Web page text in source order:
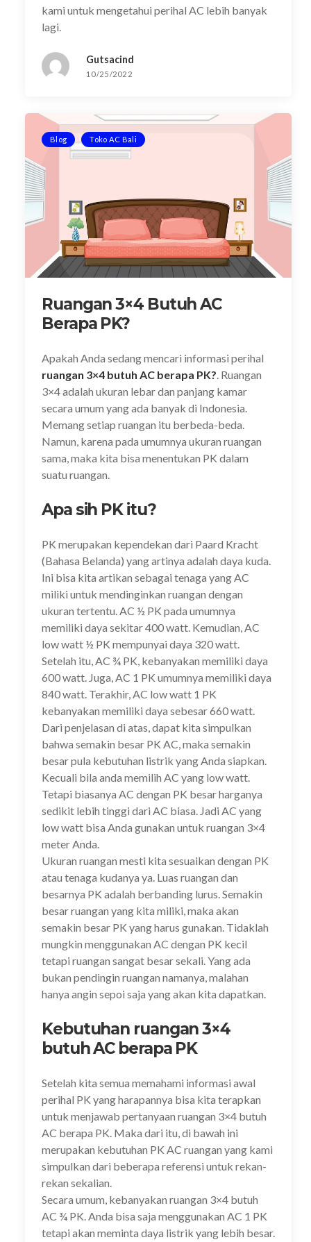
kami untuk mengetahui perihal AC lebih banyak
lagi.
Gutsacind
10/25/2022
Blog Toko AC Bali
Ruangan 3×4 Butuh AC
Berapa PK?
Apakah Anda sedang mencari informasi perihal
ruangan 3×4 butuh AC berapa PK?. Ruangan
3×4 adalah ukuran lebar dan panjang kamar
secara umum yang ada banyak di Indonesia.
Memang setiap ruangan itu berbeda-beda.
Namun, karena pada umumnya ukuran ruangan
sama, maka kita bisa menentukan PK dalam
suatu ruangan.
Apa sih PK itu?
PK merupakan kependekan dari Paard Kracht
(Bahasa Belanda) yang artinya adalah daya kuda.
Ini bisa kita artikan sebagai tenaga yang AC
miliki untuk mendinginkan ruangan dengan
ukuran tertentu. AC ½ PK pada umumnya
memiliki daya sekitar 400 watt. Kemudian, AC
low watt ½ PK mempunyai daya 320 watt.
Setelah itu, AC ¾ PK, kebanyakan memiliki daya
600 watt. Juga, AC 1 PK umumnya memiliki daya
840 watt. Terakhir, AC low watt 1 PK
kebanyakan memiliki daya sebesar 660 watt.
Dari penjelasan di atas, dapat kita simpulkan
bahwa semakin besar PK AC, maka semakin
besar pula kebutuhan listrik yang Anda siapkan.
Kecuali bila anda memilih AC yang low watt.
Tetapi biasanya AC dengan PK besar harganya
sedikit lebih tinggi dari AC biasa. Jadi AC yang
low watt bisa Anda gunakan untuk ruangan 3×4
meter Anda.
Ukuran ruangan mesti kita sesuaikan dengan PK
atau tenaga kudanya ya. Luas ruangan dan
besarnya PK adalah berbanding lurus. Semakin
besar ruangan yang kita miliki, maka akan
semakin besar PK yang harus gunakan. Tidaklah
mungkin menggunakan AC dengan PK kecil
tetapi ruangan sangat besar sekali. Yang ada
bukan pendingin ruangan namanya, malahan
hanya angin sepoi saja yang akan kita dapatkan.
Kebutuhan ruangan 3×4
butuh AC berapa PK
Setelah kita semua memahami informasi awal
perihal PK yang harapannya bisa kita terapkan
untuk menjawab pertanyaan ruangan 3×4 butuh
AC berapa PK. Maka dari itu, di bawah ini
merupakan kebutuhan PK AC ruangan yang kami
simpulkan dari beberapa referensi untuk rekan-
rekan sekalian.
Secara umum, kebanyakan ruangan 3×4 butuh
AC ¾ PK. Anda bisa saja menggunakan AC 1 PK
tetapi akan meminta daya listrik yang lebih besar.